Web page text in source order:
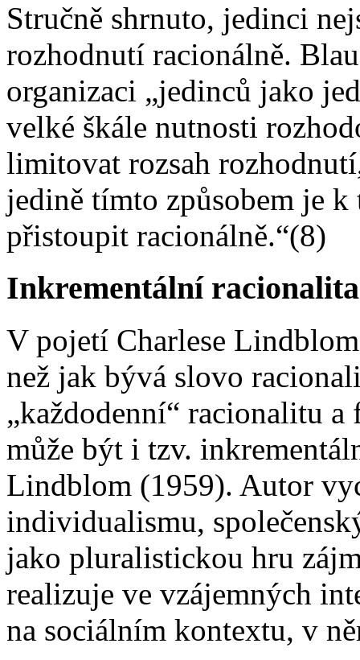
Stručně shrnuto, jedinci
rozhodnutí racionálně.
organizaci „jedinců jako
velké škále nutnosti
limitovat rozsah
jedině tímto způsobem je
přistoupit racionálně.“(8)
Inkrementální
V pojetí Charlese
než jak bývá slovo
„každodenní“ racionalitu
může být i tzv.
Lindblom (1959). Autor
individualismu,
jako pluralistickou hru
realizuje ve vzájemných
na sociálním kontextu, v